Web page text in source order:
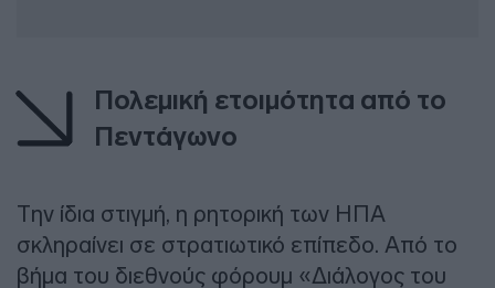
Πολεμική ετοιμότητα από το
Πεντάγωνο
Την ίδια στιγμή, η ρητορική των ΗΠΑ
σκληραίνει σε στρατιωτικό επίπεδο. Από το
βήμα του διεθνούς φόρουμ «Διάλογος του